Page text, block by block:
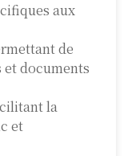
aux
de
documents
la
et